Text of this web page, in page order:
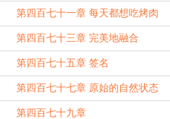
第四百七十一章 每天都想吃烤肉
第四百七十三章 完美地融合
第四百七十五章 签名
第四百七十七章 原始的自然状态
第四百七十九章